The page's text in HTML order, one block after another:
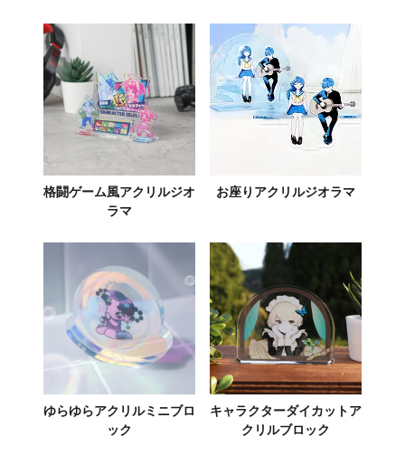
格闘ゲーム風アクリルジオ
ラマ
お座りアクリルジオラマ
ゆらゆらアクリルミニブロ
ック
キャラクターダイカットア
クリルブロック